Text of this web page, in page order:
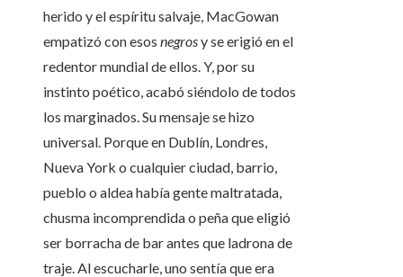
herido y el espíritu salvaje, MacGowan
empatizó con esos negrosy se erigió en el
redentor mundial de ellos. Y, por su
instinto poético, acabó siéndolo de todos
los marginados. Su mensaje se hizo
universal. Porque en Dublín, Londres,
Nueva York o cualquier ciudad, barrio,
pueblo o aldea había gente maltratada,
chusma incomprendida o peña que eligió
ser borracha de bar antes que ladrona de
traje. Al escucharle, uno sentía que era